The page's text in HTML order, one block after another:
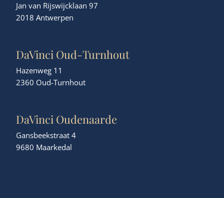
Jan van Rijswijcklaan 97
2018 Antwerpen
DaVinci Oud-Turnhout
Hazenweg 11
2360 Oud-Turnhout
DaVinci Oudenaarde
Gansbeekstraat 4
9680 Maarkedal